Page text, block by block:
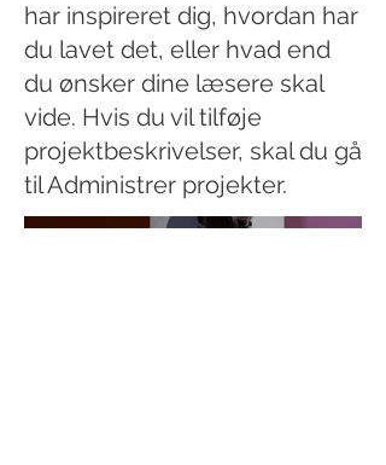
har inspireret dig, hvordan har
du lavet det, eller hvad end
du ønsker dine læsere skal
vide. Hvis du vil tilføje
projektbeskrivelser, skal du gå
til Administrer projekter.